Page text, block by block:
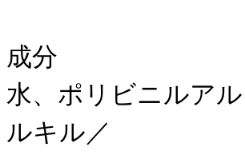
成分
水、ポリビニルア
ルキル／